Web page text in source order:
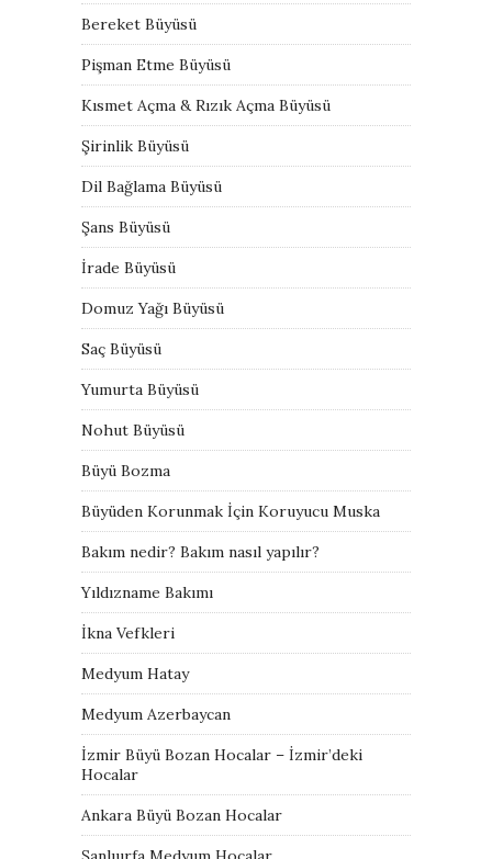
Bereket Büyüsü
Pişman Etme Büyüsü
Kısmet Açma & Rızık Açma Büyüsü
Şirinlik Büyüsü
Dil Bağlama Büyüsü
Şans Büyüsü
İrade Büyüsü
Domuz Yağı Büyüsü
Saç Büyüsü
Yumurta Büyüsü
Nohut Büyüsü
Büyü Bozma
Büyüden Korunmak İçin Koruyucu Muska
Bakım nedir? Bakım nasıl yapılır?
Yıldızname Bakımı
İkna Vefkleri
Medyum Hatay
Medyum Azerbaycan
İzmir Büyü Bozan Hocalar – İzmir’deki
Hocalar
Ankara Büyü Bozan Hocalar